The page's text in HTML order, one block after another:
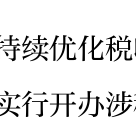
优化税
行开办